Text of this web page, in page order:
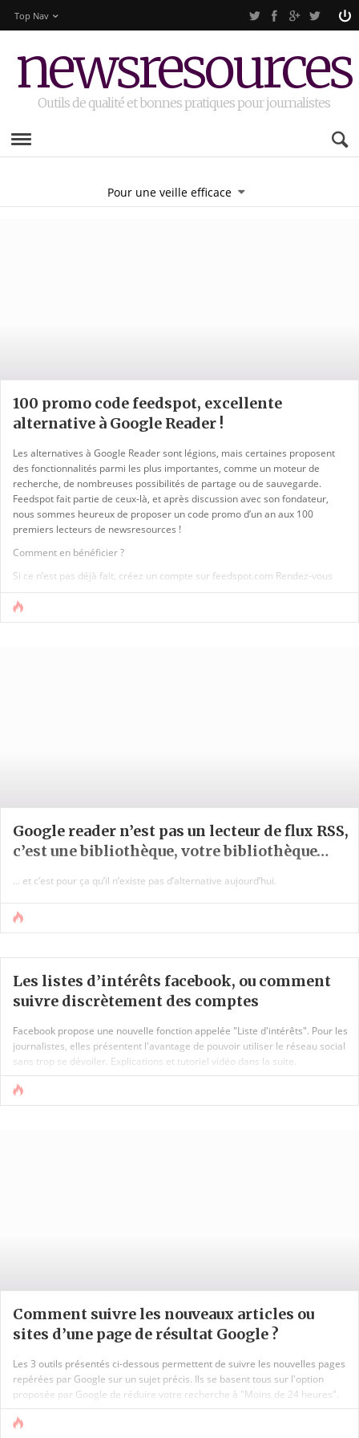
Top Nav
newsresources
Outils de qualité et bonnes pratiques pour journalistes
Pour une veille efficace
100 promo code feedspot, excellente
alternative à Google Reader !
Les alternatives à Google Reader sont légions, mais certaines proposent
des fonctionnalités parmi les plus importantes, comme un moteur de
recherche, de nombreuses possibilités de partage ou de sauvegarde.
Feedspot fait partie de ceux-là, et après discussion avec son fondateur,
nous sommes heureux de proposer un code promo d’un an aux 100
premiers lecteurs de newsresources !
Comment en bénéficier ?
Si ce n’est pas déjà fait, créez un compte sur feedspot.com Rendez-vous
ensuite sur la page Annual Pro Membership, Vous y trouverez en bas un
espace « promo code ». Collez-y le code newsresources_FEEDSPOT. Vous
voici heureux propriétaire d’un compte Gold pour [...]
Google reader n’est pas un lecteur de flux RSS,
c’est une bibliothèque, votre bibliothèque…
… et c’est pour ça qu’il n’existe pas d’alternative aujourd’hui.
Les listes d’intérêts facebook, ou comment
suivre discrètement des comptes
Facebook propose une nouvelle fonction appelée "Liste d'intérêts". Pour les
journalistes, elles présentent l'avantage de pouvoir utiliser le réseau social
sans trop se dévoiler. Explications et tutoriel vidéo dans la suite.
Comment suivre les nouveaux articles ou
sites d’une page de résultat Google ?
Les 3 outils présentés ci-dessous permettent de suivre les nouvelles pages
repérées par Google sur un sujet précis. Ils se basent tous sur l'option
proposée par Google de réduire votre recherche à "Moins de 24 heures".